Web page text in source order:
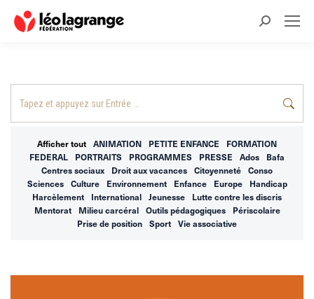
Recherche
Afficher tout ANIMATION PETITE ENFANCE
FORMATION
FEDERAL
PORTRAITS PROGRAMMES PRESSE Ados
Bafa
Centres sociaux
Droit aux vacances Citoyenneté
Conso
Sciences
Culture Environnement Enfance Europe
Handicap
Harcèlement
International Jeunesse
Lutte contre les discris
Mentorat
Milieu carcéral Outils pédagogiques
Périscolaire
Prise de position
Sport Vie associative